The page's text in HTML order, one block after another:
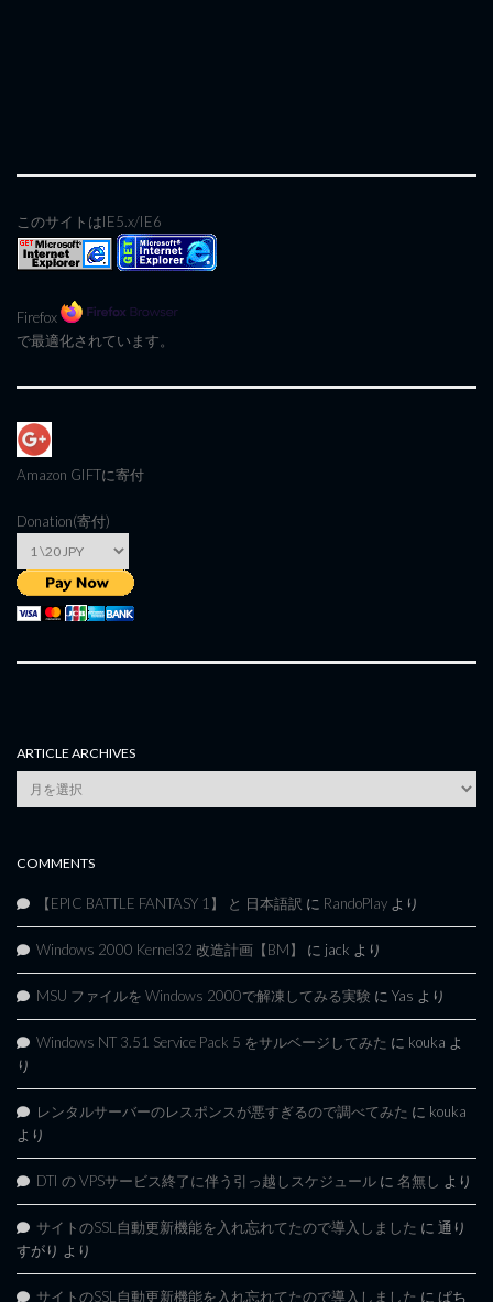
このサイトはIE5.x/IE6
Firefox
で最適化されています。
Amazon GIFTに寄付
Donation(寄付)
ARTICLE ARCHIVES
Article
Archives
COMMENTS
【EPIC BATTLE FANTASY 1】 と 日本語訳 に RandoPlay より
Windows 2000 Kernel32 改造計画【BM】 に jack より
MSU ファイルを Windows 2000で解凍してみる実験 に Yas より
Windows NT 3.51 Service Pack 5 をサルベージしてみた に kouka よ
り
レンタルサーバーのレスポンスが悪すぎるので調べてみた に kouka
より
DTI の VPSサービス終了に伴う引っ越しスケジュール に 名無し より
サイトのSSL自動更新機能を入れ忘れてたので導入しました に 通り
すがり より
サイトのSSL自動更新機能を入れ忘れてたので導入しました に ぱち